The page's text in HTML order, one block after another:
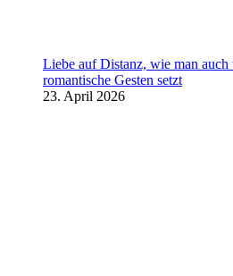
Liebe auf Distanz, wie man
romantische Gesten setzt
23. April 2026